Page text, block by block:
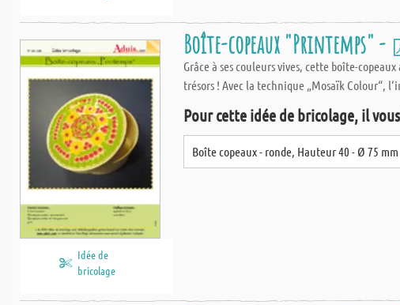
Idée de
bricolage
Boîte-copeaux "Printemps" -
Grâce à ses couleurs vives, cette boîte-
trésors ! Avec la technique „Mosaïk Colour“,
Pour cette idée de bricolage, il
Boîte copeaux - ronde, Hauteur 40 - Ø 75 mm